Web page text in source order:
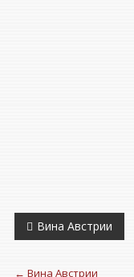
Вина Австрии
← Вина Австрии